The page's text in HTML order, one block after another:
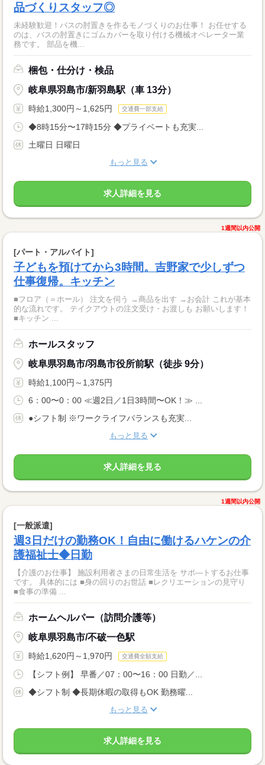
品づくりスタッフ◎
未経験歓迎！バスの肘置きを作るモノづくりのお仕事！ お任せする
のは、バスの肘置きにゴムカバーを取り付ける機械オペレーター業
務です。 部品を機...
梱包・仕分け・検品
岐阜県羽島市/新羽島駅（車 13分）
時給1,300円～1,625円 交通費一部支給
◆8時15分〜17時15分 ◆プライベートも充実...
土曜日 日曜日
もっと見る
求人詳細を見る
1週間以内公開
[パート・アルバイト]
子どもを預けてから3時間。吉野家で少しずつ
仕事復帰。キッチン
■フロア（＝ホール） 注文を伺う →商品を出す →お会計 これが基本
的な流れです。 テイクアウトの注文受け・お渡しも お願いします！
■キッチン ...
ホールスタッフ
岐阜県羽島市/羽島市役所前駅（徒歩 9分）
時給1,100円～1,375円
6：00〜0：00 ≪週2日／1日3時間〜OK！≫ ...
●シフト制 ※ワークライフバランスも充実...
もっと見る
求人詳細を見る
1週間以内公開
[一般派遣]
週3日だけの勤務OK！自由に働けるハケンの介
護福祉士◆日勤
【介護のお仕事】 施設利用者さまの日常生活を サポ―トするお仕事
です。 具体的には ■身の回りのお世話 ■レクリエーションの見守り
■食事の準備 ...
ホームヘルパー（訪問介護等）
岐阜県羽島市/不破一色駅
時給1,620円～1,970円 交通費全額支給
【シフト例】 早番／07：00〜16：00 日勤／...
◆シフト制 ◆長期休暇の取得もOK 勤務曜...
もっと見る
求人詳細を見る